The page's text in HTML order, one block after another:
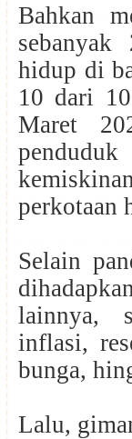
Bahkan
hidup di
10 dari
Maret
perkotaan
Selain
lainnya,
inflasi,
bunga,
Lalu,